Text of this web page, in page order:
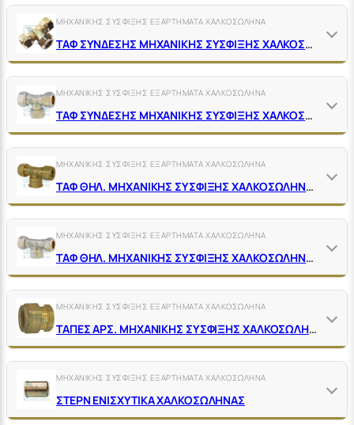
ΜΗΧΑΝΙΚΗΣ ΣΥΣΦΙΞΗΣ ΕΞΑΡΤΗΜΑΤΑ ΧΑΛΚΟΣΩΛΗΝΑ
ΤΑΦ ΣΥΝΔΕΣΗΣ ΜΗΧΑΝΙΚΗΣ ΣΥΣΦΙΞΗΣ ΧΑΛΚΟΣΩΛΗΝΑ ΟΡΕΙΧΑΛΚΙΝΑ ΚΙΤΡΙΝΑ
ΜΗΧΑΝΙΚΗΣ ΣΥΣΦΙΞΗΣ ΕΞΑΡΤΗΜΑΤΑ ΧΑΛΚΟΣΩΛΗΝΑ
ΤΑΦ ΣΥΝΔΕΣΗΣ ΜΗΧΑΝΙΚΗΣ ΣΥΣΦΙΞΗΣ ΧΑΛΚΟΣΩΛΗΝΑ ΟΡΕΙΧΑΛΚΙΝΑ ΝΙΚΕΛ
ΜΗΧΑΝΙΚΗΣ ΣΥΣΦΙΞΗΣ ΕΞΑΡΤΗΜΑΤΑ ΧΑΛΚΟΣΩΛΗΝΑ
ΤΑΦ ΘΗΛ. ΜΗΧΑΝΙΚΗΣ ΣΥΣΦΙΞΗΣ ΧΑΛΚΟΣΩΛΗΝΑ ΟΡΕΙΧΑΛΚΙΝΑ ΚΙΤΡΙΝΑ
ΜΗΧΑΝΙΚΗΣ ΣΥΣΦΙΞΗΣ ΕΞΑΡΤΗΜΑΤΑ ΧΑΛΚΟΣΩΛΗΝΑ
ΤΑΦ ΘΗΛ. ΜΗΧΑΝΙΚΗΣ ΣΥΣΦΙΞΗΣ ΧΑΛΚΟΣΩΛΗΝΑΣ ΟΡΕΙΧΑΛΚΙΝΑ ΝΙΚΕΛ
ΜΗΧΑΝΙΚΗΣ ΣΥΣΦΙΞΗΣ ΕΞΑΡΤΗΜΑΤΑ ΧΑΛΚΟΣΩΛΗΝΑ
ΤΑΠΕΣ ΑΡΣ. ΜΗΧΑΝΙΚΗΣ ΣΥΣΦΙΞΗΣ ΧΑΛΚΟΣΩΛΗΝΑ ΟΡΕΙΧΑΛΚΙΝΕΣ ΚΙΤΡΙΝΕΣ
ΜΗΧΑΝΙΚΗΣ ΣΥΣΦΙΞΗΣ ΕΞΑΡΤΗΜΑΤΑ ΧΑΛΚΟΣΩΛΗΝΑ
ΣΤΕΡΝ ΕΝΙΣΧΥΤΙΚΑ ΧΑΛΚΟΣΩΛΗΝΑΣ